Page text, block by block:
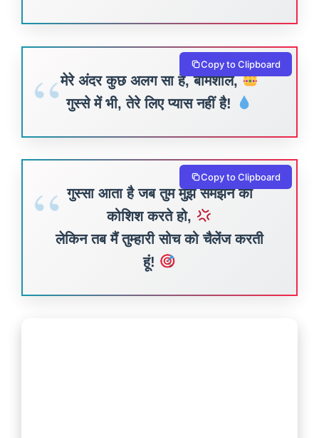
मेरे अंदर कुछ अलग सा है, बेमिशाल,
गुस्से में भी, तेरे लिए प्यास नहीं है!
Copy to Clipboard
गुस्सा आता है जब तुम मुझे समझने की
कोशिश करते हो,
लेकिन तब मैं तुम्हारी सोच को चैलेंज करती
हूं!
Copy to Clipboard